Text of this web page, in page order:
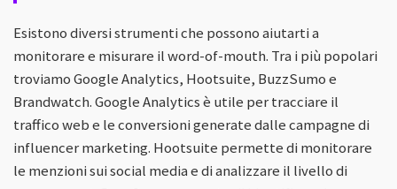
Esistono diversi strumenti che possono aiutarti a
monitorare e misurare il word-of-mouth. Tra i più popolari
troviamo Google Analytics, Hootsuite, BuzzSumo e
Brandwatch. Google Analytics è utile per tracciare il
traffico web e le conversioni generate dalle campagne di
influencer marketing. Hootsuite permette di monitorare
le menzioni sui social media e di analizzare il livello di